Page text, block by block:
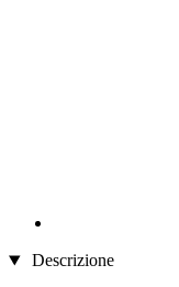
Descrizione